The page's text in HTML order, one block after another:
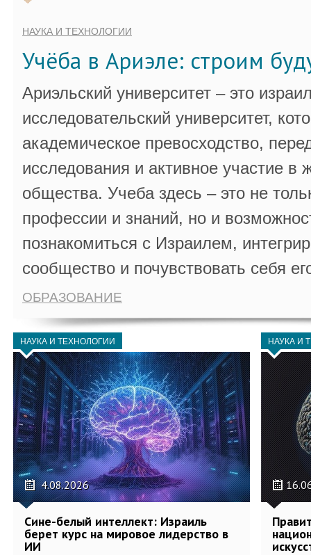
НАУКА И ТЕХНОЛОГИИ
Учёба в Ариэле: строим
Ариэльский университет – это
исследовательский университет,
академическое превосходство,
исследования и активное участие в
общества. Учеба здесь – это не
профессии и знаний, но и
познакомиться с Израилем,
сообщество и почувствовать себя
ОБРАЗОВАНИЕ
НАУКА И ТЕХНОЛОГИИ
4.08.2026
Сине-белый интеллект: Израиль
берет курс на мировое лидерство в
ИИ
НАУКА И